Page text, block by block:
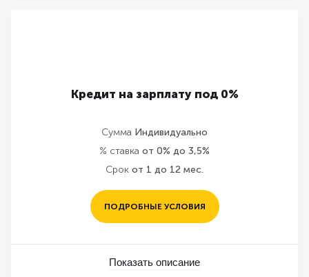
Кредит на зарплату под 0%
Сумма Индивидуально
% ставка от 0% до 3,5%
Срок от 1 до 12 мес.
ПОДРОБНЫЕ УСЛОВИЯ
Показать описание